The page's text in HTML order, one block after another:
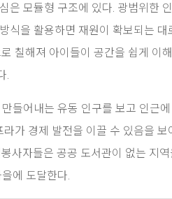
은 모듈형 구조에 있다. 광범위한
식을 활용하면 재원이 확보되는
칠해져 아이들이 공간을 쉽게 이
.
들어내는 유동 인구를 보고 인근
라가 경제 발전을 이끌 수 있음을
사자들은 공공 도서관이 없는 지
에 도달한다.